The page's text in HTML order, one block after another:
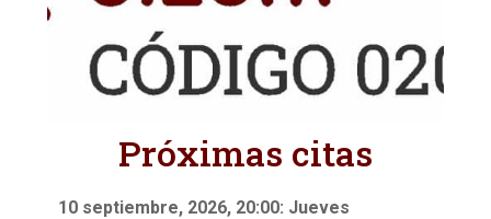
Próximas citas
10 septiembre, 2026, 20:00: Jueves